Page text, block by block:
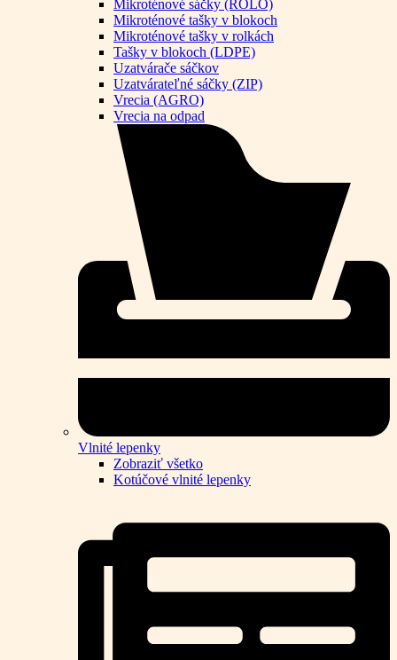
Mikroténové sáčky (ROLO)
Mikroténové tašky v blokoch
Mikroténové tašky v rolkách
Tašky v blokoch (LDPE)
Uzatvárače sáčkov
Uzatvárateľné sáčky (ZIP)
Vrecia (AGRO)
Vrecia na odpad
Vlnité lepenky
Zobraziť všetko
Kotúčové vlnité lepenky